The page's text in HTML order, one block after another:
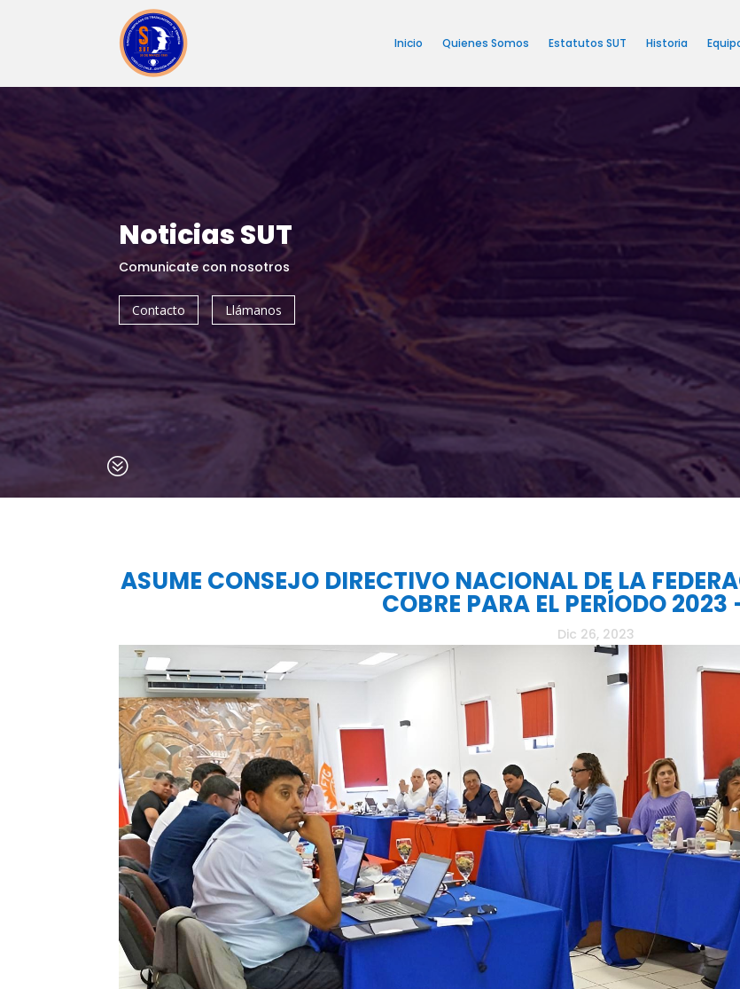
Inicio Quienes Somos Estatutos SUT Historia
Noticias SUT
Comunicate con nosotros
Contacto Llámanos
?
ASUME CONSEJO DIRECTIVO NACIONAL DE LA
COBRE PARA EL PERÍODO
Dic 26, 2023